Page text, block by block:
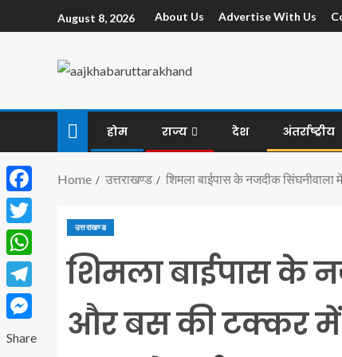
August 8, 2026 About Us Advertise With Us
होम राज्य देश अंतर्राष्ट्रीय
Home उत्तराखण्ड शिमला बाईपास के नजदीक
उत्तराखण्ड
शिमला बाईपास के
और बस की टक्कर में
Facebook
Twitter
WhatsApp
Telegram
Messenger
Share